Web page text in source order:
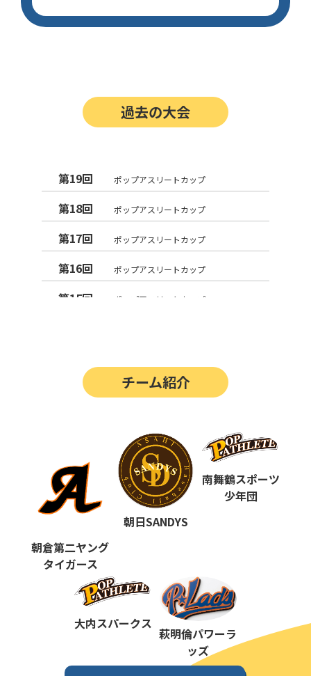
過去の大会
第19回 ポップアスリートカップ
第18回 ポップアスリートカップ
第17回 ポップアスリートカップ
第16回 ポップアスリートカップ
第15回 ポップアスリートカップ
第12回 決勝戦の動画はこちらから
ポップアスリートカップ
第10回 ポップアスリートカップ
第9回 ポップアスリートカップ
第7回
第6回 ポップアスリートカップ
第5回 ポップアスリートカップ
ポップアスリートカップ
チーム紹介
朝倉第二ヤング
タイガース
朝日SANDYS
南舞鶴スポーツ
少年団
大内スパークス
萩明倫パワーラ
ッズ